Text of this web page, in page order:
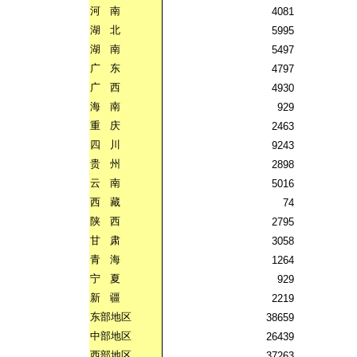
河
南
4081
湖
北
5995
湖
南
5497
广
东
4797
广
西
4930
海
南
929
重
庆
2463
四
川
9243
贵
州
2898
云
南
5016
西
藏
74
陕
西
2795
甘
肃
3058
青
海
1264
宁
夏
929
新
疆
2219
东部地区
38659
中部地区
26439